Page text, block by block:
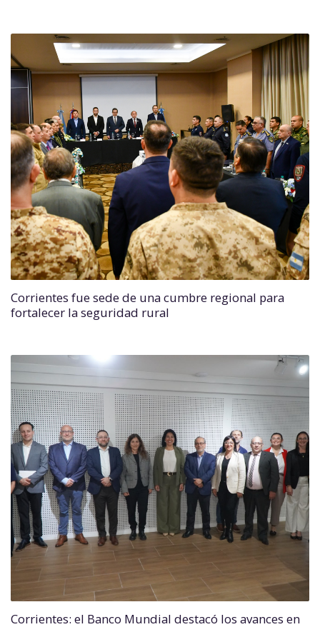
Corrientes fue sede de una cumbre regional para
fortalecer la seguridad rural
Corrientes: el Banco Mundial destacó los avances en